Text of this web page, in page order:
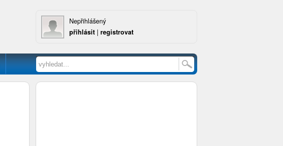
Nepřihlášený
přihlásit | registrovat